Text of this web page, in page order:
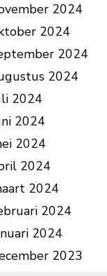
2024
2024
2024
2024
2024
2024
2024
2024
2024
2024
2024
2023